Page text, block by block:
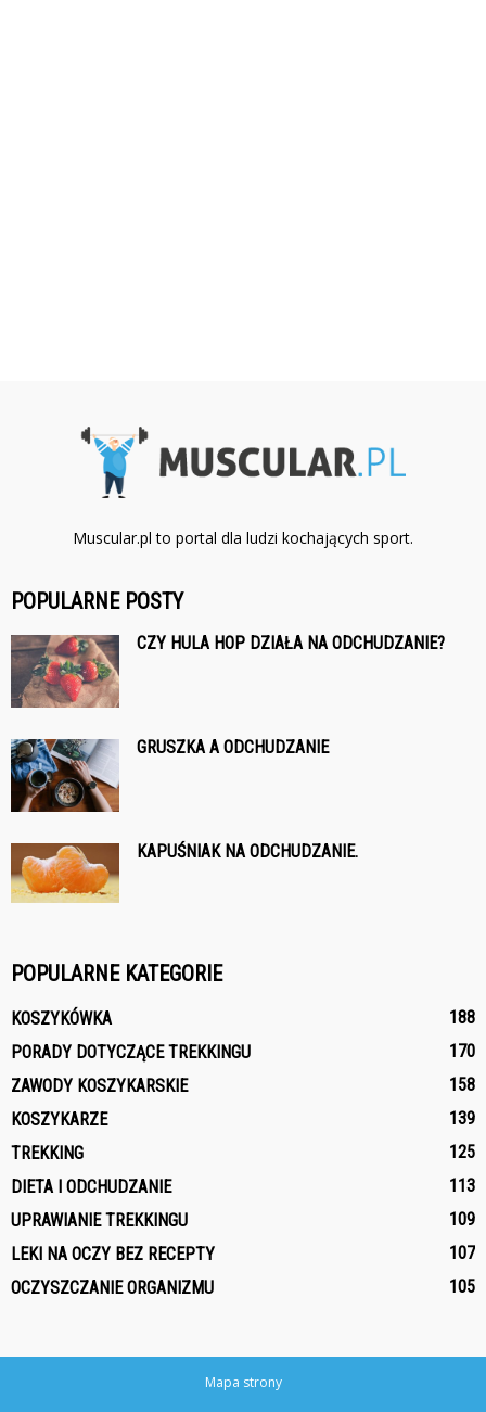
Muscular.pl to portal dla ludzi kochających sport.
POPULARNE POSTY
CZY HULA HOP DZIAŁA NA ODCHUDZANIE?
GRUSZKA A ODCHUDZANIE
KAPUŚNIAK NA ODCHUDZANIE.
POPULARNE KATEGORIE
KOSZYKÓWKA
188
PORADY DOTYCZĄCE TREKKINGU
170
ZAWODY KOSZYKARSKIE
158
KOSZYKARZE
139
TREKKING
125
DIETA I ODCHUDZANIE
113
UPRAWIANIE TREKKINGU
109
LEKI NA OCZY BEZ RECEPTY
107
OCZYSZCZANIE ORGANIZMU
105
Mapa strony